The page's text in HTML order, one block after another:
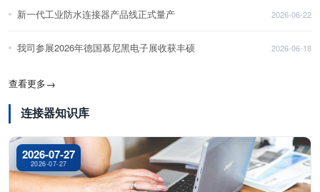
新一代工业防水连接器产品线正式量产 2026-06-22
我司参展2026年德国慕尼黑电子展收获丰硕 2026-06-18
查看更多→
连接器知识库
2026-07-27
2026-07-27